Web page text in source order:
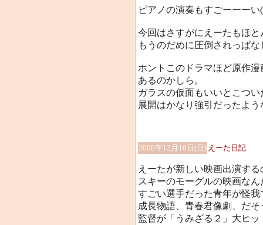
ピアノの演奏もすごーーーい
今回はさすがにえーたもほ
もうのだめに圧倒されっぱ
ホントこのドラマほど原作
あるのかしら。
ガラスの仮面もいいとこつ
展開はかなり強引だったよう
2006年12月10日(日) えーた日記
えーたが新しい映画出演する
スキーのモーグルの映画なん
すごい選手だった青年が怪
成長物語、青春君像劇、だそ
監督が「うみざる２」大ヒッ